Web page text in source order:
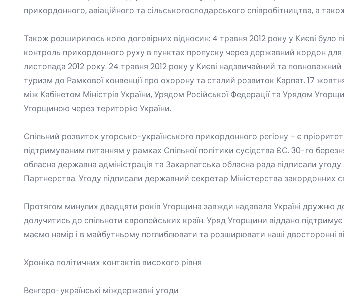
прикордонного, авіаційного та сільськогосподарського співробітництва, а
Також розширилось коло договірних відносин: 4 травня 2012 року у Києві було
контроль прикордонного руху в пунктах пропуску через державний кордон для
листопада 2012 року. 24 травня 2012 року у Києві надзвичайний та
туризм до Рамкової конвенції про охорону та сталий розвиток Карпат. 17
між Кабінетом Міністрів України, Урядом Російської Федерації та Урядом
Угорщиною через територію України.
Спільний розвиток угорсько-українського прикордонного регіону – є
підтримуваним питанням у рамках Спільної політики сусідства ЄС. 30-го
обласна державна адміністрація та Закарпатська обласна рада підписали
Партнерства. Угоду підписали державний секретар Міністерства закордонних
Протягом минулих двадцяти років Угорщина завжди надавала Україні дружню
долучитись до спільноти європейських країн. Уряд Угорщини віддано
маємо намір і в майбутньому поглиблювати та розширювати наші двосторонні
Хроніка політичних контактів високого рівня
Венгеро-українські міждержавні угоди